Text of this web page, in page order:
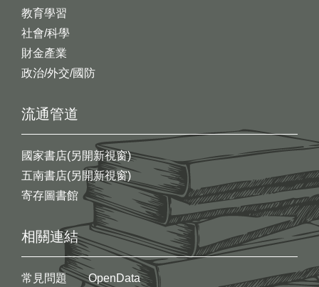
教育學習
社會/科學
財金產業
政治/外交/國防
流通管道
國家書店(另開新視窗)
五南書店(另開新視窗)
寄存圖書館
相關連結
常見問題
OpenData